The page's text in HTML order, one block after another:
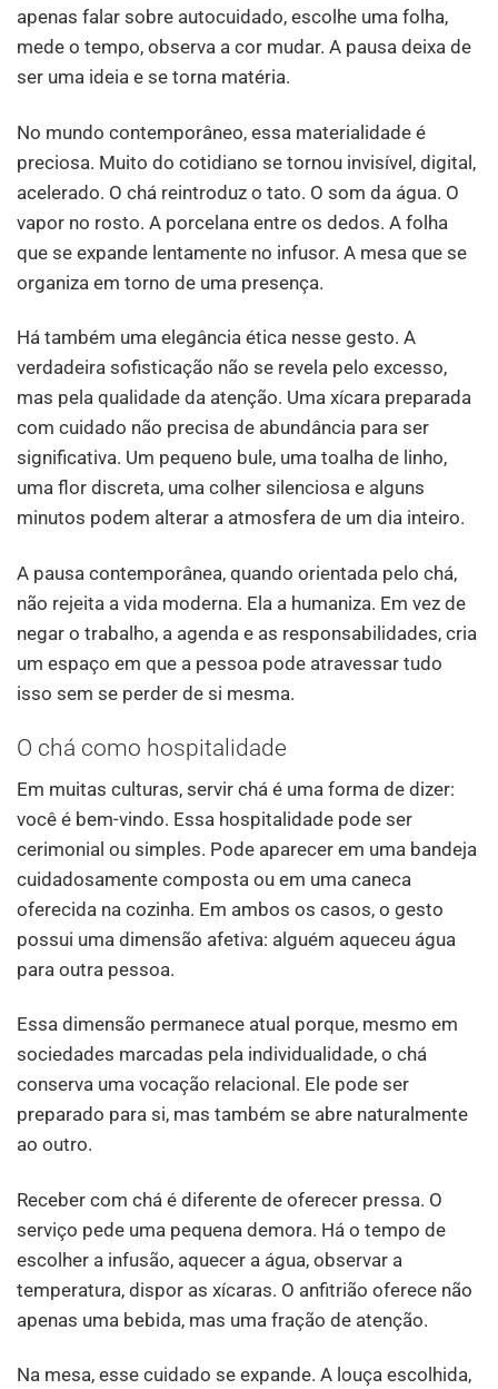
apenas falar sobre autocuidado, escolhe uma folha,
mede o tempo, observa a cor mudar. A pausa deixa de
ser uma ideia e se torna matéria.
No mundo contemporâneo, essa materialidade é
preciosa. Muito do cotidiano se tornou invisível, digital,
acelerado. O chá reintroduz o tato. O som da água. O
vapor no rosto. A porcelana entre os dedos. A folha
que se expande lentamente no infusor. A mesa que se
organiza em torno de uma presença.
Há também uma elegância ética nesse gesto. A
verdadeira sofisticação não se revela pelo excesso,
mas pela qualidade da atenção. Uma xícara preparada
com cuidado não precisa de abundância para ser
significativa. Um pequeno bule, uma toalha de linho,
uma flor discreta, uma colher silenciosa e alguns
minutos podem alterar a atmosfera de um dia inteiro.
A pausa contemporânea, quando orientada pelo chá,
não rejeita a vida moderna. Ela a humaniza. Em vez de
negar o trabalho, a agenda e as responsabilidades, cria
um espaço em que a pessoa pode atravessar tudo
isso sem se perder de si mesma.
O chá como hospitalidade
Em muitas culturas, servir chá é uma forma de dizer:
você é bem-vindo. Essa hospitalidade pode ser
cerimonial ou simples. Pode aparecer em uma bandeja
cuidadosamente composta ou em uma caneca
oferecida na cozinha. Em ambos os casos, o gesto
possui uma dimensão afetiva: alguém aqueceu água
para outra pessoa.
Essa dimensão permanece atual porque, mesmo em
sociedades marcadas pela individualidade, o chá
conserva uma vocação relacional. Ele pode ser
preparado para si, mas também se abre naturalmente
ao outro.
Receber com chá é diferente de oferecer pressa. O
serviço pede uma pequena demora. Há o tempo de
escolher a infusão, aquecer a água, observar a
temperatura, dispor as xícaras. O anfitrião oferece não
apenas uma bebida, mas uma fração de atenção.
Na mesa, esse cuidado se expande. A louça escolhida,